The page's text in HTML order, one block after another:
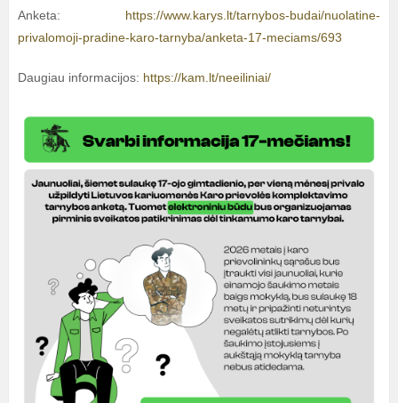
Anketa: https://www.karys.lt/tarnybos-budai/nuolatine-
privalomoji-pradine-karo-tarnyba/anketa-17-meciams/693
Daugiau informacijos: https://kam.lt/neeiliniai/